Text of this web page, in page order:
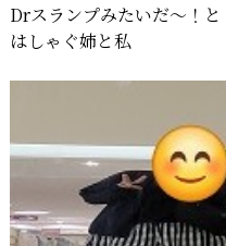
Drスランプみたいだ〜！と
はしゃぐ姉と私